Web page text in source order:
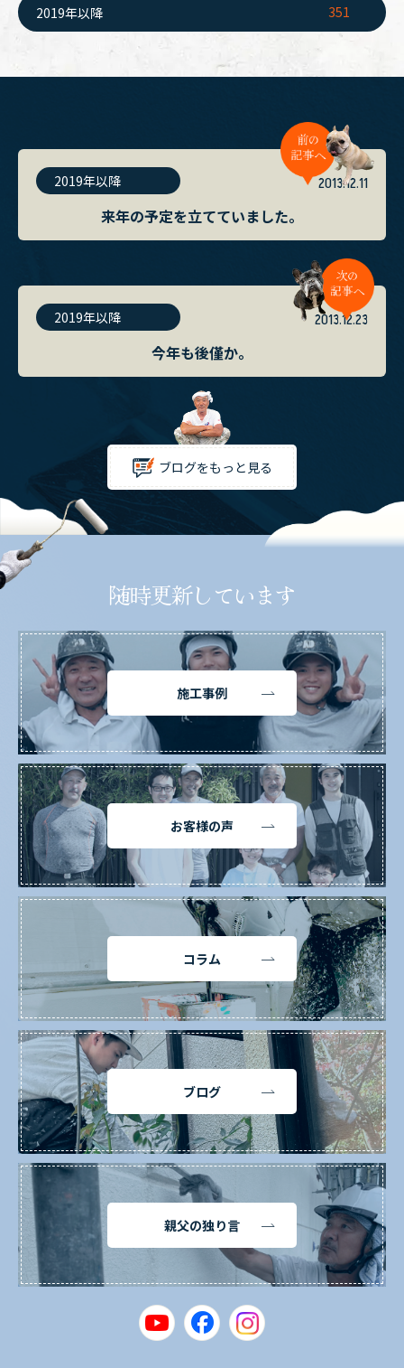
2019年以降 351
2019年以降 2013.12.11
来年の予定を立てていました。
2019年以降 2013.12.23
今年も後僅か。
ブログをもっと見る
随時更新しています
施工事例
お客様の声
コラム
ブログ
親父の独り言